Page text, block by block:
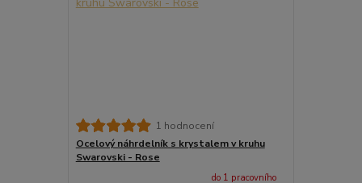
1 hodnocení
Ocelový náhrdelník s krystalem v kruhu
Swarovski - Rose
do 1 pracovního